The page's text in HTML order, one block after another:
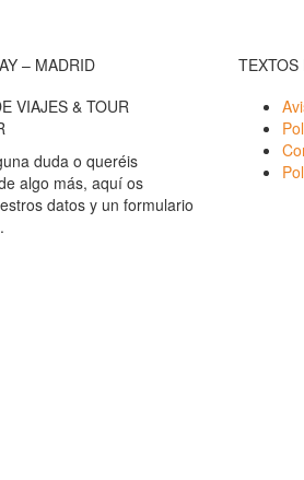
– MADRID
VIAJES & TOUR
duda o queréis
algo más, aquí os
datos y un formulario
TEXTOS